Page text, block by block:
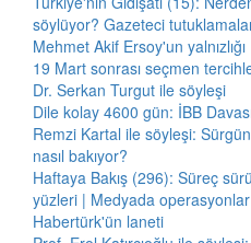
söylüyor? Gazeteci
Mehmet Akif Ersoy'un yalnızlığı
19 Mart sonrası seçmen
Dr. Serkan Turgut ile söyleşi
Dile kolay 4600 gün: İBB
Remzi Kartal ile söyleşi:
nasıl bakıyor?
Haftaya Bakış (296): Süreç
yüzleri | Medyada
Habertürk'ün laneti